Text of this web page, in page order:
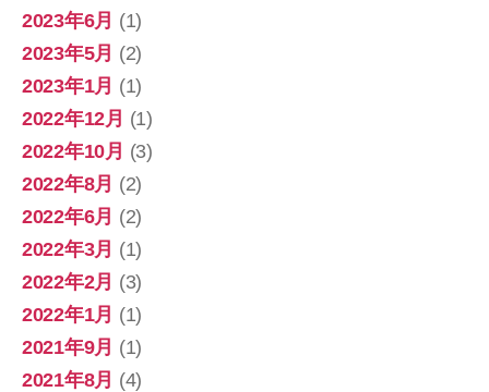
2023年6月 (1)
2023年5月 (2)
2023年1月 (1)
2022年12月 (1)
2022年10月 (3)
2022年8月 (2)
2022年6月 (2)
2022年3月 (1)
2022年2月 (3)
2022年1月 (1)
2021年9月 (1)
2021年8月 (4)